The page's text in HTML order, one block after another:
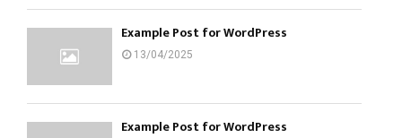
Example Post for WordPress
13/04/2025
Example Post for WordPress